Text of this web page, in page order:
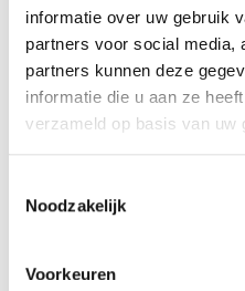
informatie over uw gebruik
partners voor social media,
partners kunnen deze
informatie die u aan ze
verzameld op basis van uw
Noodzakelijk
Voorkeuren
Hamer- en klauwtenen
Metatarsalgie
Specificaties:
Weefsel: Zachte nylon
Binnenzool:
Verpakking: per paar